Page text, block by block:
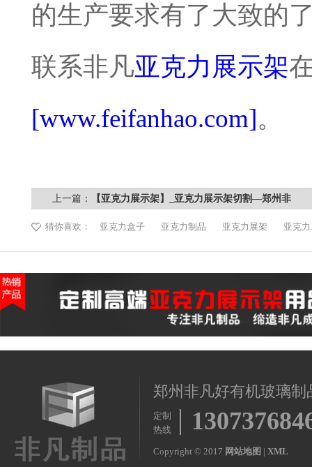
的生产要求有了大致的
联系非凡亚克力展示架
[www.feifanhao.com]。
上一篇：
【亚克力展示架】_亚克力展示架切割—郑州非
凡
猜你喜欢： 亚克力盒子 亚克力制品 亚克力展架 亚克
郑州非凡好有机玻璃制
定制
热线
Copyright © 2017 网站地图 | XML